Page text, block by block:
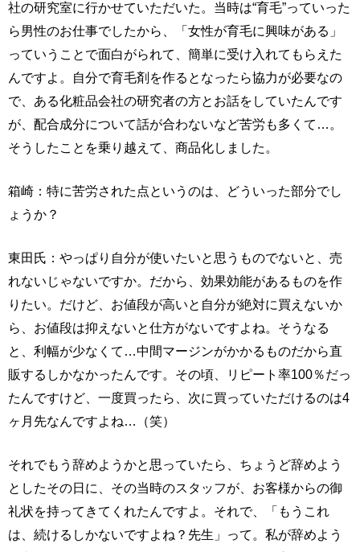
社の研究室に行かせていただいた。当時は“育毛”っていった
ら男性のお仕事でしたから、「女性が育毛に興味がある」
っていうことで面白がられて、簡単に受け入れてもらえた
んですよ。自分で育毛剤を作るとなったら協力が必要なの
で、ある化粧品会社の研究者の方とお話をしていたんです
が、配合成分について話が合わないなど苦労も多くて…。
そうしたことを乗り越えて、商品化しました。
箱崎：特に苦労された点というのは、どういった部分でし
ょうか？
東田氏：やっぱり自分が使いたいと思うものでないと、売
れないじゃないですか。だから、効果効能があるものを作
りたい。だけど、お値段が高いと自分が絶対に買えないか
ら、お値段は抑えないと仕方がないですよね。そうなる
と、利幅が少なくて…中間マージンがかかるものだから直
販するしかなかったんです。その頃、リピート率100％だっ
たんですけど、一度買ったら、次に買っていただけるのは4
ヶ月先なんですよね…（笑）
それでもう辞めようかと思っていたら、ちょうど辞めよう
としたその日に、その当時のスタッフが、お客様からの御
礼状を持ってきてくれたんですよ。それで、「もうこれ
は、続けるしかないですよね？先生」って。私が辞めよう